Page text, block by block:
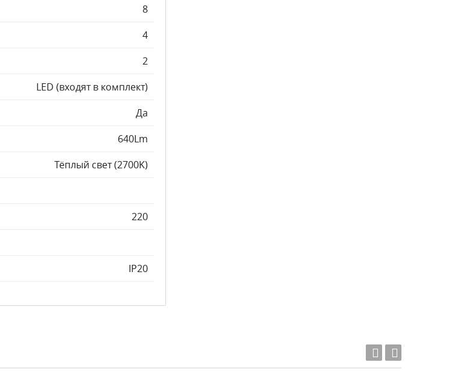
8
4
2
LED (входят в комплект)
Да
640Lm
Тёплый свет (2700K)
220
IP20